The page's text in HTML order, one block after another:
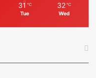
31 ℃
Tue
32 ℃
Wed